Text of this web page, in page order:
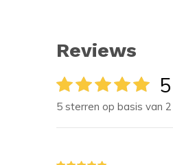
Reviews
5
5 sterren op basis van